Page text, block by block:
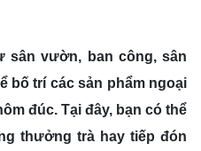
sân vườn, ban công, sân
bố trí các sản phẩm ngoại
đúc. Tại đây, bạn có thể
thưởng trà hay tiếp đón